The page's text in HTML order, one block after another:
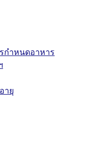
กำหนดอาหาร
ายุ